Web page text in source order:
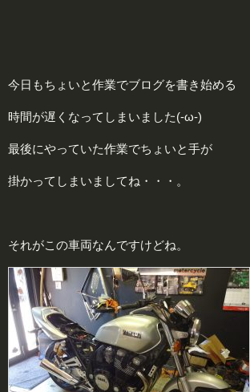
今日もちょいと作業でブログを書き始める
時間が遅くなってしまいました(-ω-)
最後にやっていた作業でちょいと手が
掛かってしまいましてね・・・。
それがこの車両なんですけどね。